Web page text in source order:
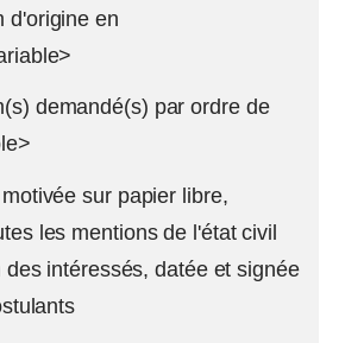
d'origine en
demandé(s) par ordre de
sur papier libre,
les mentions de l'état civil
intéressés, datée et signée